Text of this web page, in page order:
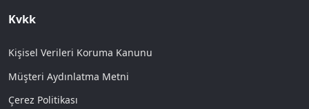
Kvkk
Kişisel Verileri Koruma Kanunu
Müşteri Aydınlatma Metni
Çerez Politikası